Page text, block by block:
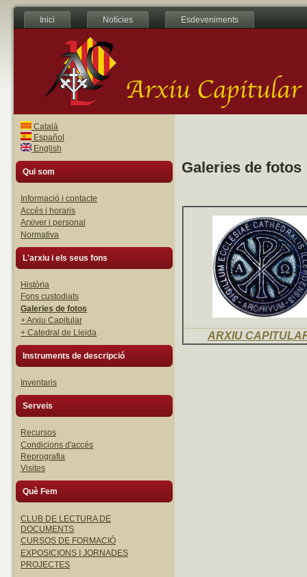
Inici Notícies Esdeveniments
Català
Español
English
Qui som
Informació i contacte
Accés i horaris
Arxiver i personal
Normativa
L'arxiu i els seus fons
Història
Fons custodiats
Galeries de fotos
+ Arxiu Capitular
+ Catedral de Lleida
Instruments de descripció
Inventaris
Serveis
Recursos
Condicions d'accés
Reprografia
Visites
Què Fem
CLUB DE LECTURA DE
DOCUMENTS
CURSOS DE FORMACIÓ
EXPOSICIONS I JORNADES
PROJECTES
Galeries de fotos
ARXIU